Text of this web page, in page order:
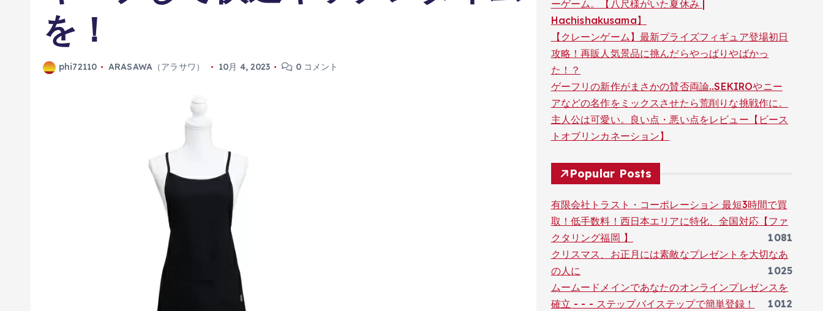
を！
phi72110 ARASAWA（アラサワ） 10月 4, 2023 0 コメント
ーゲーム。【八尺様がいた夏休み |
Hachishakusama】
【クレーンゲーム】最新プライズフィギュア登場初日
攻略！再販人気景品に挑んだらやっぱりやばかっ
た！？
ゲーフリの新作がまさかの賛否両論..SEKIROやニー
アなどの名作をミックスさせたら荒削りな挑戦作に。
主人公は可愛い。良い点・悪い点をレビュー【ビース
トオブリンカネーション】
Popular Posts
有限会社トラスト・コーポレーション 最短3時間で買
取！低手数料！西日本エリアに特化、全国対応【ファ
クタリング福岡 】
1081
クリスマス、お正月には素敵なプレゼントを大切なあ
の人に
1025
ムームードメインであなたのオンラインプレゼンスを
確立 - - - ステップバイステップで簡単登録！
1012